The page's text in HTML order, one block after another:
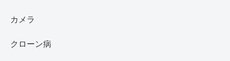
カメラ
クローン病